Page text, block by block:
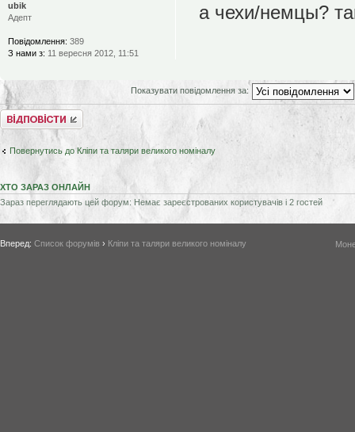
а чехи/немцы?
ubik
Адепт
Повідомлення: 389
З нами з: 11 вересня 2012, 11:51
Показувати повідомлення за:
Відповісти
Повернутись до Кліпи та таляри великого номіналу
ХТО ЗАРАЗ ОНЛАЙН
Зараз переглядають цей форум: Немає зареєстрованих користувачів і 2 гостей
Вперед: Список форумів › Кліпи та таляри великого номіналу